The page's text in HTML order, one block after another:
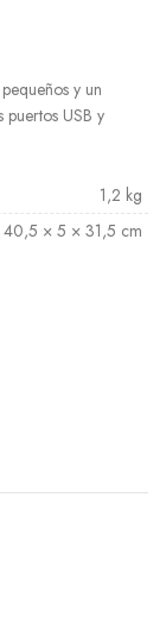
y un
USB y
1,2 kg
40,5 × 5 × 31,5 cm